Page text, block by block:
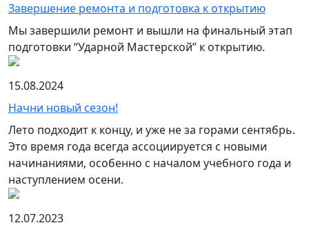
Завершение ремонта и подготовка к открытию
Мы завершили ремонт и вышли на финальный этап
подготовки “Ударной Мастерской” к открытию.
15.08.2024
Начни новый сезон!
Лето подходит к концу, и уже не за горами сентябрь.
Это время года всегда ассоциируется с новыми
начинаниями, особенно с началом учебного года и
наступлением осени.
12.07.2023